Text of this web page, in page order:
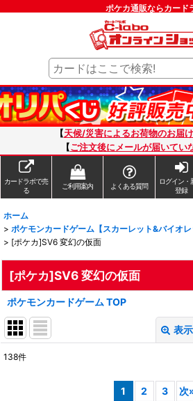
ポケカ通販ならカード
【天候/災害によるお荷物のお届
【ご注文後にメールが届いてい
カードラボで売
る
ご利用案内 よくある質問
ログイン・
登録
ホーム
> ポケモンカードゲーム【スカーレット&バイオ
> [ポケカ]SV6 変幻の仮面
[ポケカ]SV6 変幻の仮面
ポケモンカードゲーム TOP
表
138件
1 2 3 次